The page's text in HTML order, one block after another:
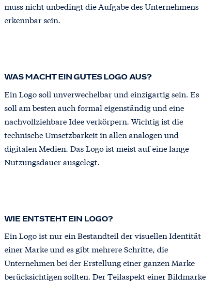
muss nicht unbedingt die Aufgabe des Unternehmens
erkennbar sein.
WAS MACHT EIN GUTES LOGO AUS?
Ein Logo soll unverwechelbar und einzigartig sein. Es
soll am besten auch formal eigenständig und eine
nachvollziehbare Idee verkörpern. Wichtig ist die
technische Umsetzbarkeit in allen analogen und
digitalen Medien. Das Logo ist meist auf eine lange
Nutzungsdauer ausgelegt.
WIE ENTSTEHT EIN LOGO?
Ein Logo ist nur ein Bestandteil der visuellen Identität
einer Marke und es gibt mehrere Schritte, die
Unternehmen bei der Erstellung einer ganzen Marke
berücksichtigen sollten. Der Teilaspekt einer Bildmarke